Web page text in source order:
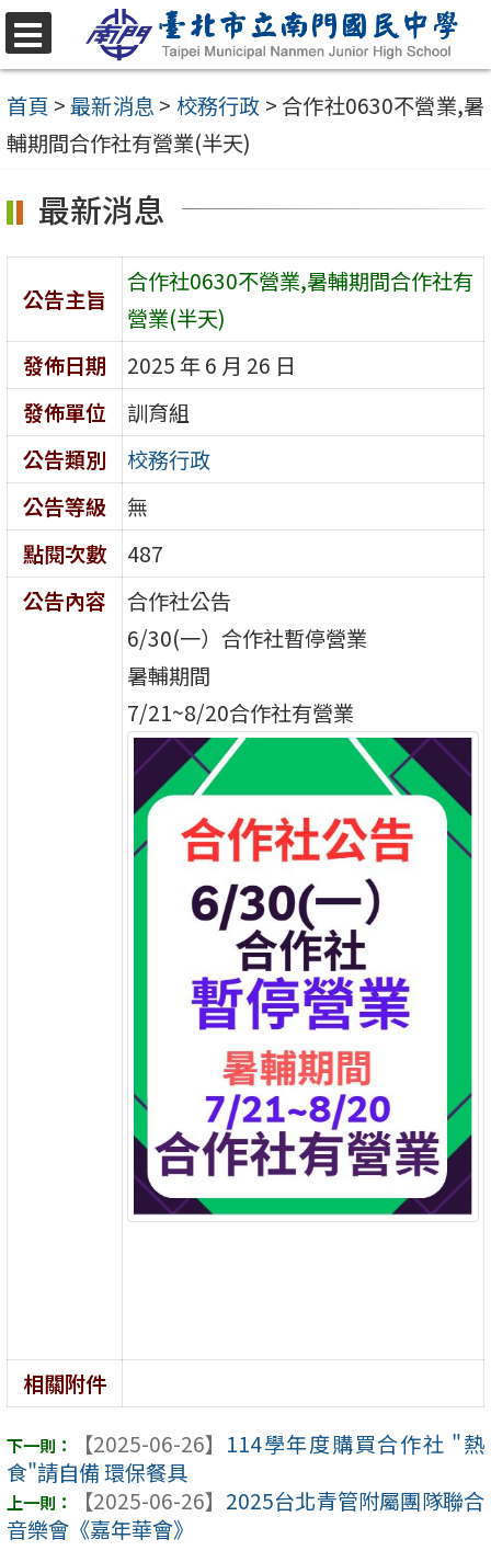
跳
至
主
要
容
選
單
首頁 >最新消息 > 校務行政 >合作社0630不營業,暑
輔期間合作社有營業(半天)
最新消息
公告主旨
合作社0630不營業,暑輔期間合作社有
營業(半天)
發佈日期
2025 年 6 月 26 日
發佈單位
訓育組
公告類別
校務行政
公告等級
無
點閱次數
487
公告內容
合作社公告
6/30(一）合作社暫停營業
暑輔期間
7/21~8/20合作社有營業
相關附件
【2025-06-26】 114學年度購買合作社 "熱
食"請自備 環保餐具
【2025-06-26】 2025台北青管附屬團隊聯合
音樂會《嘉年華會》